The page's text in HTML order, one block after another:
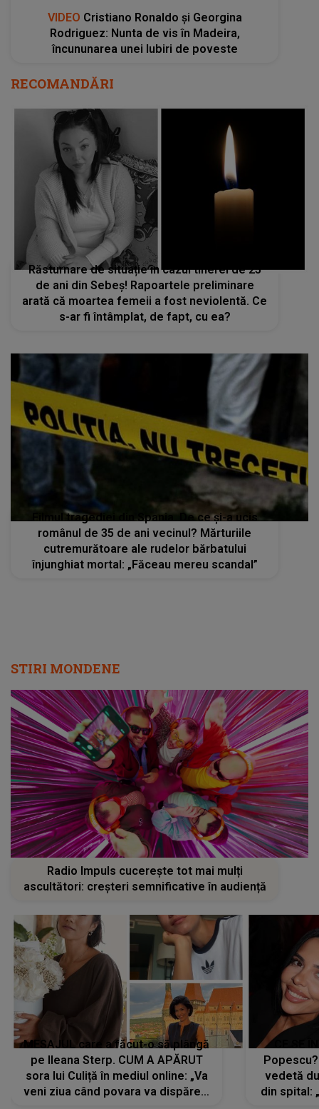
VIDEO Cristiano Ronaldo și Georgina
Rodriguez: Nunta de vis în Madeira,
încununarea unei Iubiri de poveste
RECOMANDĂRI
Răsturnare de situație în cazul tinerei de 25
de ani din Sebeș! Rapoartele preliminare
arată că moartea femeii a fost neviolentă. Ce
s-ar fi întâmplat, de fapt, cu ea?
Filmul tragediei din Spania. De ce și-a ucis
românul de 35 de ani vecinul? Mărturiile
cutremurătoare ale rudelor bărbatului
înjunghiat mortal: „Făceau mereu scandal”
STIRI MONDENE
Radio Impuls cucerește tot mai mulți
ascultători: creșteri semnificative în audiență
MESAJUL care a făcut-o să plângă
pe Ileana Sterp. CUM A APĂRUT
sora lui Culiță în mediul online: „Va
veni ziua când povara va dispărea,
vedetă
din spital: